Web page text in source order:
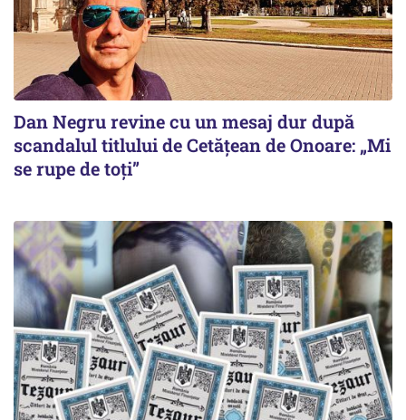
Dan Negru revine cu un mesaj dur după
scandalul titlului de Cetățean de Onoare: „Mi
se rupe de toți”